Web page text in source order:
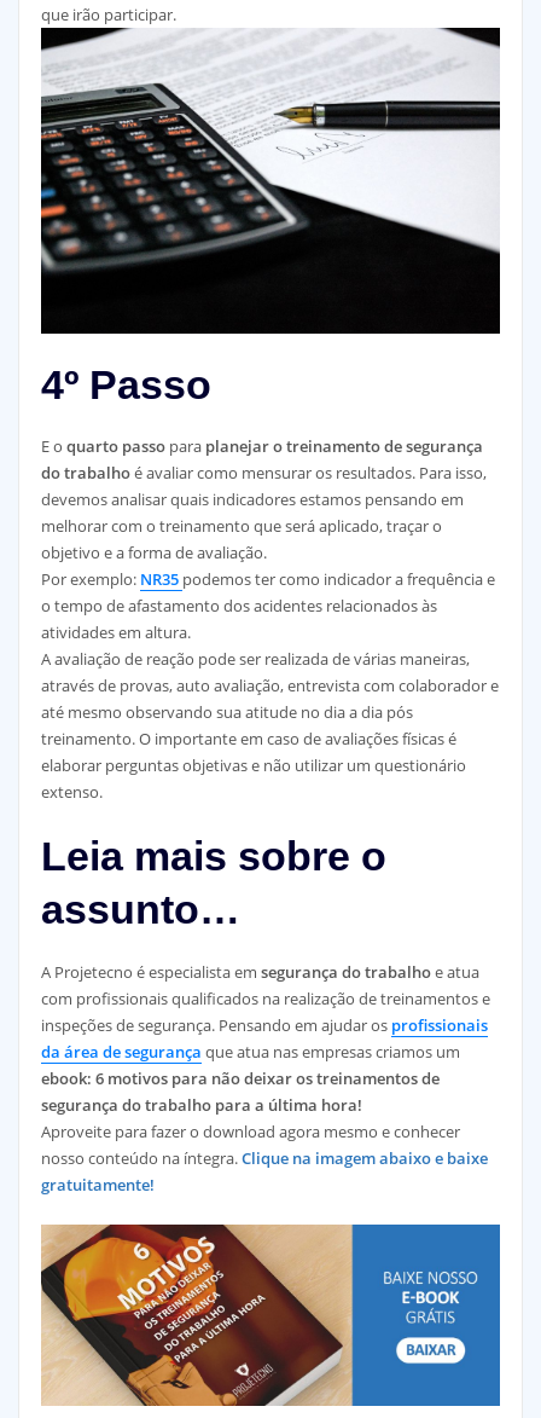
que irão participar.
4º Passo
E o quarto passopara planejar o treinamento de segurança
do trabalhoé avaliar como mensurar os resultados. Para isso,
devemos analisar quais indicadores estamos pensando em
melhorar com o treinamento que será aplicado, traçar o
objetivo e a forma de avaliação.
Por exemplo: NR35 podemos ter como indicador a frequência e
o tempo de afastamento dos acidentes relacionados às
atividades em altura.
A avaliação de reação pode ser realizada de várias maneiras,
através de provas, auto avaliação, entrevista com colaborador e
até mesmo observando sua atitude no dia a dia pós
treinamento. O importante em caso de avaliações físicas é
elaborar perguntas objetivas e não utilizar um questionário
extenso.
Leia mais sobre o
assunto…
A Projetecno é especialista em segurança do trabalhoe atua
com profissionais qualificados na realização de treinamentos e
inspeções de segurança. Pensando em ajudar os profissionais
da área de segurança que atua nas empresas criamos um
ebook: 6 motivos para não deixar os treinamentos de
segurança do trabalho para a última hora!
Aproveite para fazer o download agora mesmo e conhecer
nosso conteúdo na íntegra.Clique na imagem abaixo e baixe
gratuitamente!